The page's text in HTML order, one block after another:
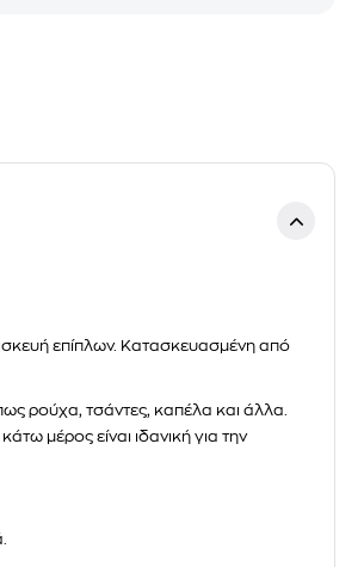
επίπλων. Κατασκευασμένη από
ρούχα, τσάντες, καπέλα και άλλα.
μέρος είναι ιδανική για την